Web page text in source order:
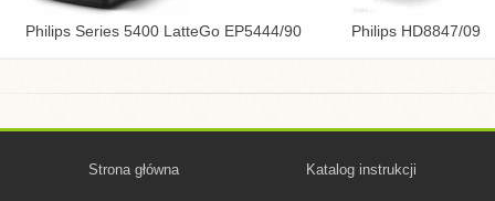
Philips Series 5400 LatteGo EP5444/90 Philips HD8847/09
Strona główna Katalog instrukcji